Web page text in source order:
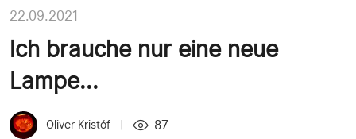
22.09.2021
Ich brauche nur eine neue
Lampe...
Oliver Kristóf 87